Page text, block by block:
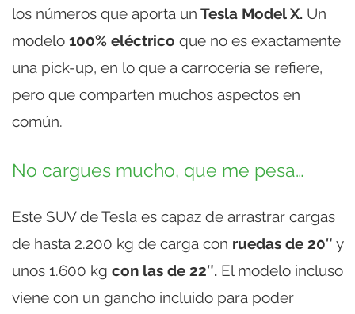
los números que aporta un Tesla Model X. Un
modelo 100% eléctrico que no es exactamente
una pick-up, en lo que a carrocería se refiere,
pero que comparten muchos aspectos en
común.
No cargues mucho, que me pesa…
Este SUV de Tesla es capaz de arrastrar cargas
de hasta 2.200 kg de carga con ruedas de 20″ y
unos 1.600 kg con las de 22″. El modelo incluso
viene con un gancho incluido para poder